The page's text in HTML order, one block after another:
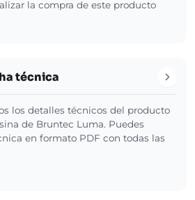
la compra de este producto
técnica
los detalles técnicos del producto
de Bruntec Luma. Puedes
en formato PDF con todas las